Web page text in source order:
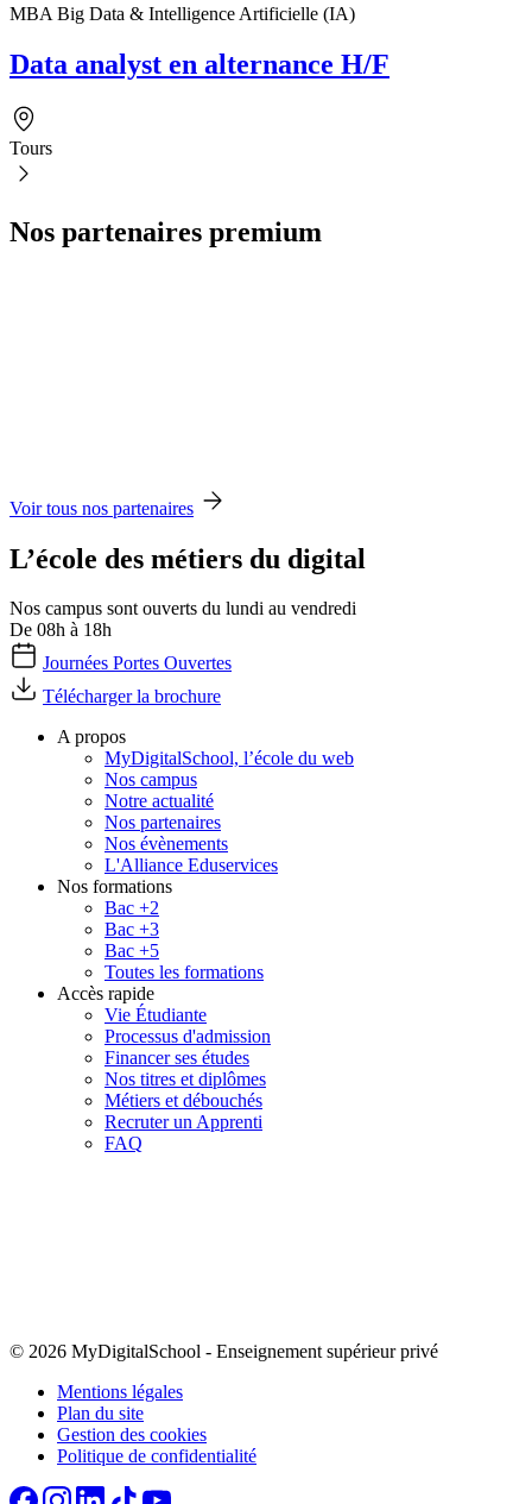
MBA Big Data & Intelligence Artificielle (IA)
Data analyst en alternance H/F
Tours
Nos partenaires premium
Voir tous nos partenaires
L’école des métiers du digital
Nos campus sont ouverts du lundi au vendredi
De 08h à 18h
Journées Portes Ouvertes
Télécharger la brochure
A propos
MyDigitalSchool, l’école du web
Nos campus
Notre actualité
Nos partenaires
Nos évènements
L'Alliance Eduservices
Nos formations
Bac +2
Bac +3
Bac +5
Toutes les formations
Accès rapide
Vie Étudiante
Processus d'admission
Financer ses études
Nos titres et diplômes
Métiers et débouchés
Recruter un Apprenti
FAQ
© 2026 MyDigitalSchool - Enseignement supérieur privé
Mentions légales
Plan du site
Gestion des cookies
Politique de confidentialité